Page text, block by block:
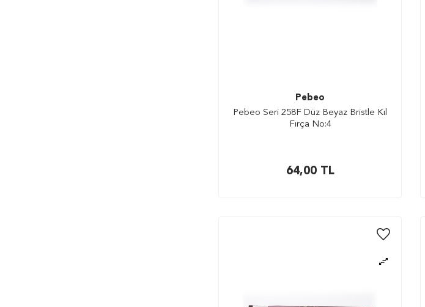
Pebeo
Pebeo Seri 258F Düz Beyaz Bristle Kıl
Fırça No:4
64,00TL